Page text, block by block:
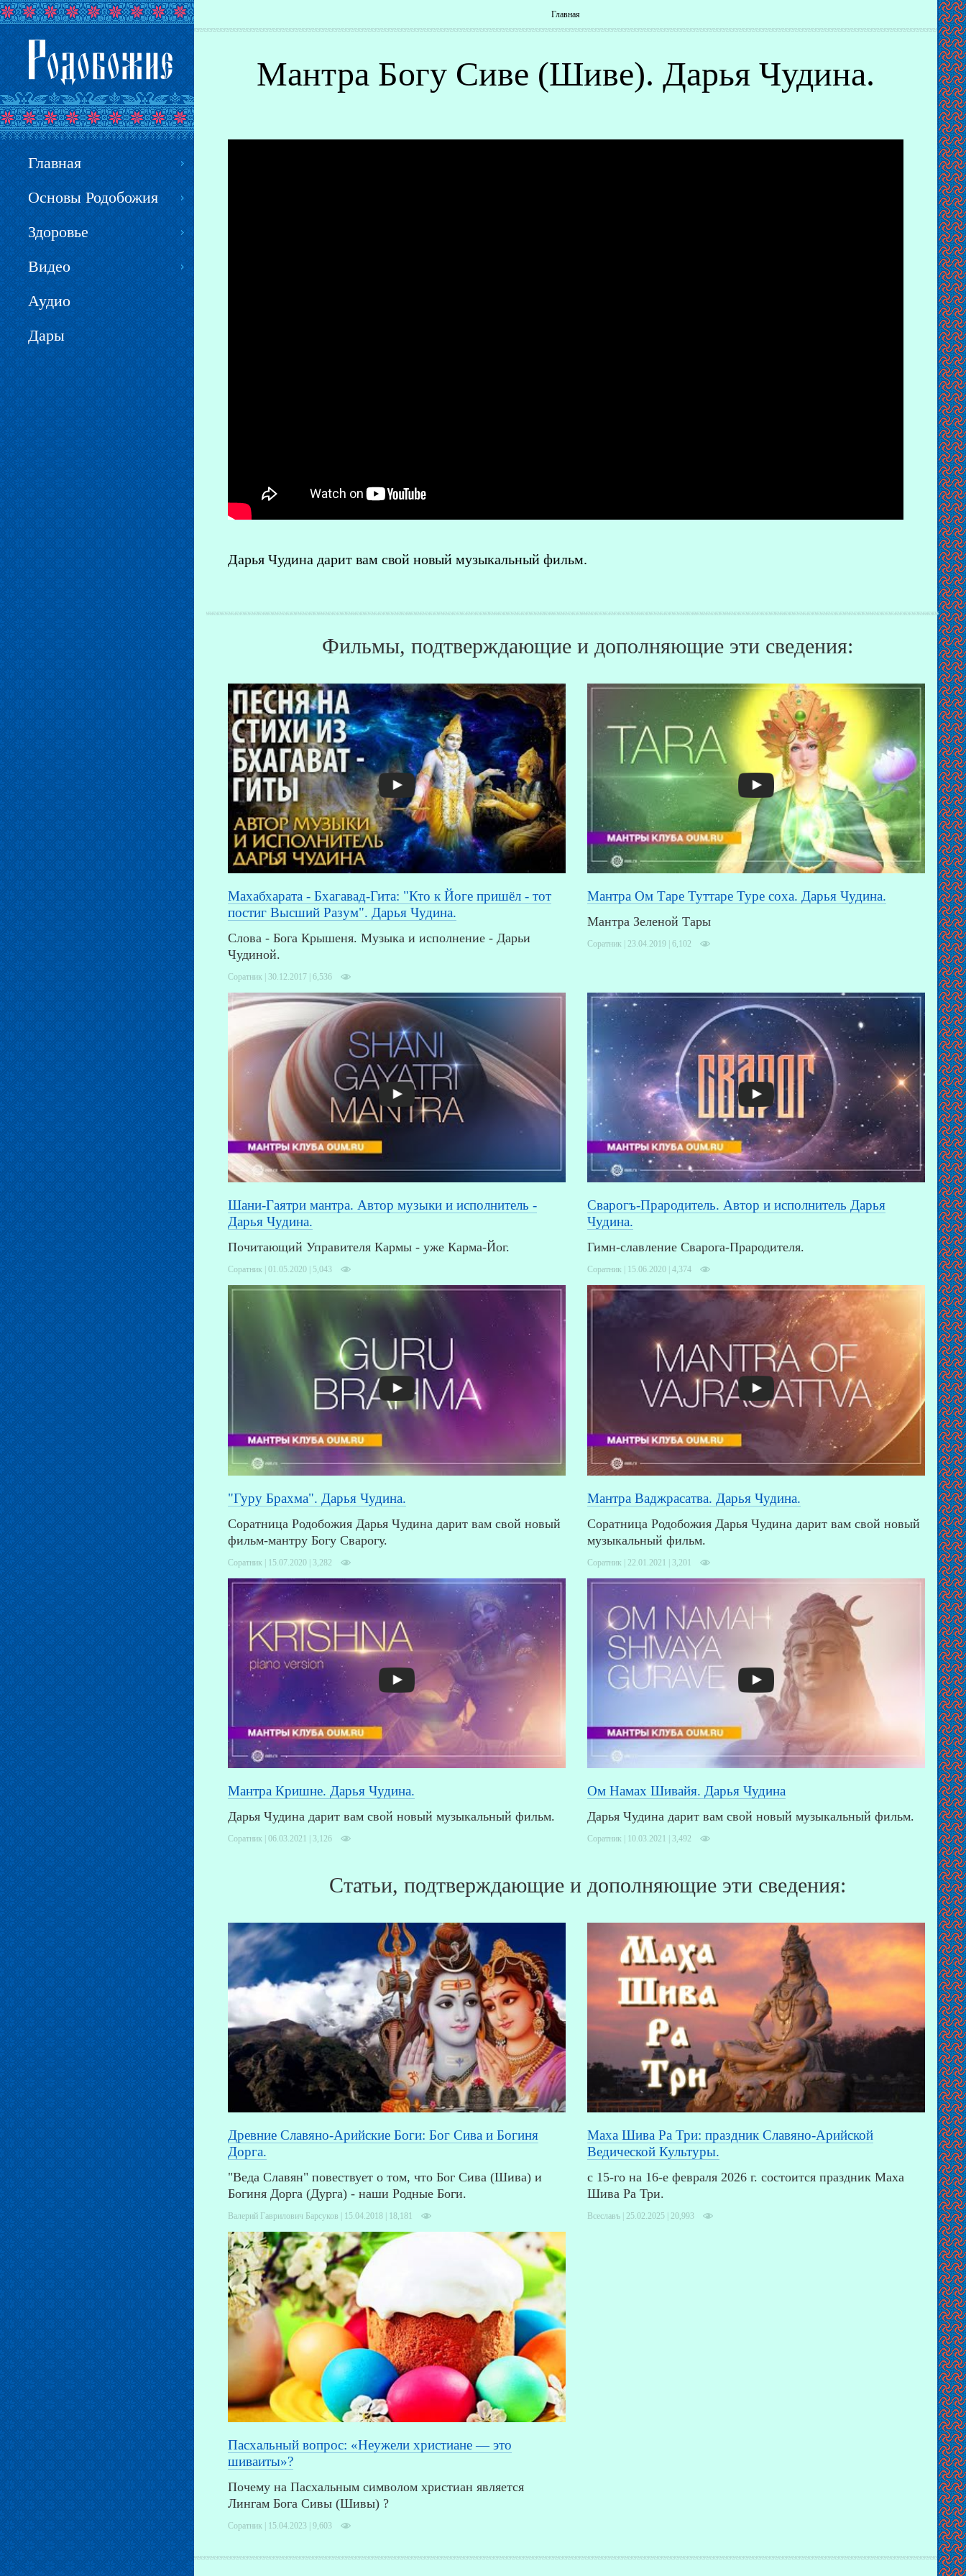
Вы здесь
Главная
Мантра Богу Сиве (Шиве). Дарья Чудина.
Дарья Чудина дарит вам свой новый музыкальный фильм.
Фильмы, подтверждающие и дополняющие эти сведения:
Махабхарата - Бхагавад-Гита: "Кто к Йоге пришёл - тот
постиг Высший Разум". Дарья Чудина.
Слова - Бога Крышеня. Музыка и исполнение - Дарьи
Чудиной.
Соратник | 30.12.2017 | 6,536
Мантра Ом Таре Туттаре Туре соха. Дарья Чудина.
Мантра Зеленой Тары
Соратник | 23.04.2019 | 6,102
Шани-Гаятри мантра. Автор музыки и исполнитель -
Дарья Чудина.
Почитающий Управителя Кармы - уже Карма-Йог.
Соратник | 01.05.2020 | 5,043
Сварогъ-Прародитель. Автор и исполнитель Дарья
Чудина.
Гимн-славление Сварога-Прародителя.
Соратник | 15.06.2020 | 4,374
"Гуру Брахма". Дарья Чудина.
Соратница Родобожия Дарья Чудина дарит вам свой новый
фильм-мантру Богу Сварогу.
Соратник | 15.07.2020 | 3,282
Мантра Ваджрасатва. Дарья Чудина.
Соратница Родобожия Дарья Чудина дарит вам свой новый
музыкальный фильм.
Соратник | 22.01.2021 | 3,201
Мантра Кришне. Дарья Чудина.
Дарья Чудина дарит вам свой новый музыкальный фильм.
Соратник | 06.03.2021 | 3,126
Ом Намах Шивайя. Дарья Чудина
Дарья Чудина дарит вам свой новый музыкальный фильм.
Соратник | 10.03.2021 | 3,492
Статьи, подтверждающие и дополняющие эти сведения:
Древние Славяно-Арийские Боги: Бог Сива и Богиня
Дорга.
"Веда Славян" повествует о том, что Бог Сива (Шива) и
Богиня Дорга (Дурга) - наши Родные Боги.
Валерий Гаврилович Барсуков | 15.04.2018 | 18,181
Маха Шива Ра Три: праздник Славяно-Арийской
Ведической Культуры.
с 15-го на 16-е февраля 2026 г. состоится праздник Маха
Шива Ра Три.
Всеславъ | 25.02.2025 | 20,993
Пасхальный вопрос: «Неужели христиане — это
шиваиты»?
Почему на Пасхальным символом христиан является
Лингам Бога Сивы (Шивы) ?
Соратник | 15.04.2023 | 9,603
Главная
Основы Родобожия
Здоровье
Видео
Аудио
Дары